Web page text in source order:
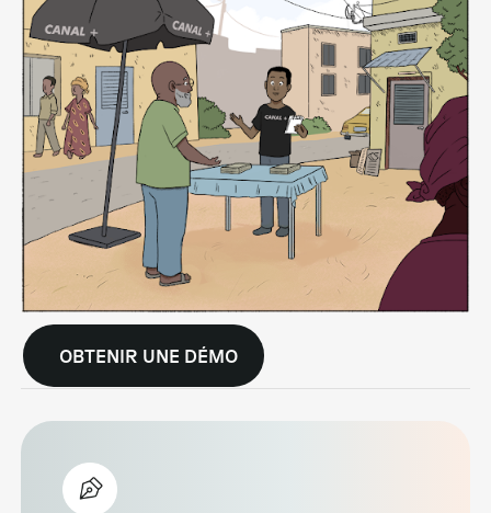
OBTENIR UNE DÉMO